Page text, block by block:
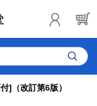
]（改訂第6版）